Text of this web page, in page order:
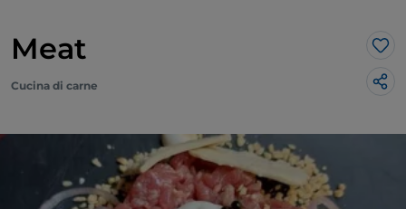
Meat
Cucina di carne